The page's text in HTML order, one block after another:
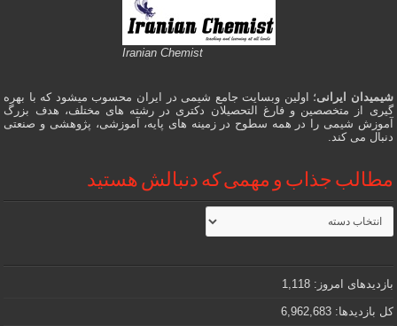
Iranian Chemist
شیمیدان ایرانی؛ اولین وبسایت جامع شیمی در ایران محسوب میشود که با بهره
گیری از متخصصین و فارغ التحصیلان دکتری در رشته های مختلف، هدف بزرگ
آموزش شیمی را در همه سطوح در زمینه های پایه، آموزشی، پژوهشی و صنعتی
دنبال می کند.
مطالب جذاب و مهمی که دنبالش هستید
مطالب
جذاب
و
که
دنبالش
هستید
بازدیدهای امروز: 1,118
کل بازدیدها: 6,962,683